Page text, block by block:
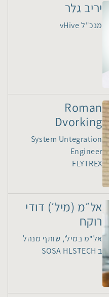
יריב גלר
מנכ"ל vHive
Roman
Dvorking
System Untegration
Engineer
FLYTREX
אל״מ (מיל׳) דודי
רוקח
אל"מ במיל', שותף מנהל
ב SOSA HLSTECH